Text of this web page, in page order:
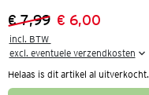
Vorige prijs:
€ 7,99
Nieuwe prijs:
€ 6,00
incl. BTW
excl. eventuele verzendkosten
Helaas is dit artikel al uitverkocht.